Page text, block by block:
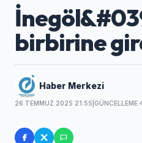
birbirine
Haber Merkezi
26 TEMMUZ 2025 21:55